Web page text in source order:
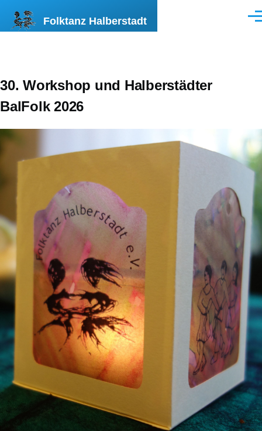
Folktanz Halberstadt
30. Workshop und Halberstädter
BalFolk 2026